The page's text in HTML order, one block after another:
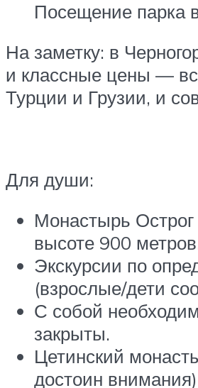
Посещение парка
На заметку: в
и классные цены —
Турции и Грузии, и
Для души:
Монастырь
высоте 900
Экскурсии по
(взрослые/дети
С собой
закрыты.
Цетинский
достоин